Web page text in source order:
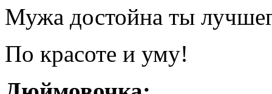
Мужа достойна ты
По красоте и уму!